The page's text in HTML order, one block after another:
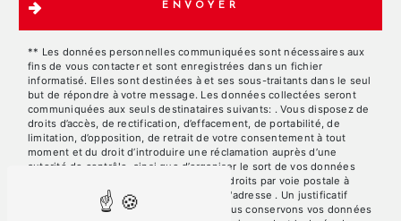
ENVOYER
** Les données personnelles communiquées sont nécessaires aux
fins de vous contacter et sont enregistrées dans un fichier
informatisé. Elles sont destinées à et ses sous-traitants dans le seul
but de répondre à votre message. Les données collectées seront
communiquées aux seuls destinataires suivants: . Vous disposez de
droits d’accès, de rectification, d’effacement, de portabilité, de
limitation, d’opposition, de retrait de votre consentement à tout
moment et du droit d’introduire une réclamation auprès d’une
autorité de contrôle, ainsi que d’organiser le sort de vos données
post-mortem. Vous pouvez exercer ces droits par voie postale à
l'adresse ou par courrier électronique à l'adresse . Un justificatif
d'identité pourra vous être demandé. Nous conservons vos données